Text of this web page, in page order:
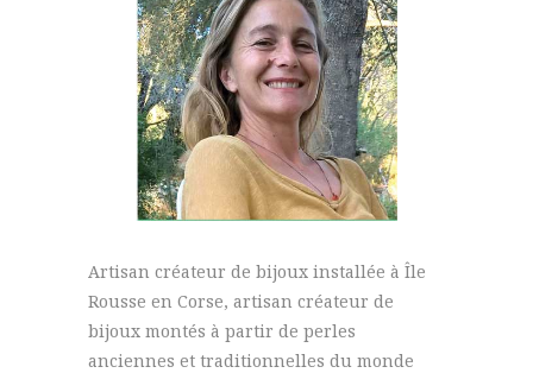
Artisan créateur de bijoux installée à Île
Rousse en Corse, artisan créateur de
bijoux montés à partir de perles
anciennes et traditionnelles du monde